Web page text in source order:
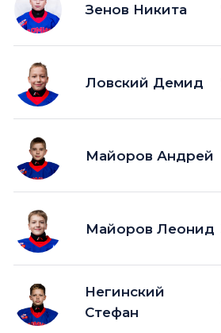
Зенов Никита
Ловский Демид
Майоров Андрей
Майоров Леонид
Негинский
Стефан